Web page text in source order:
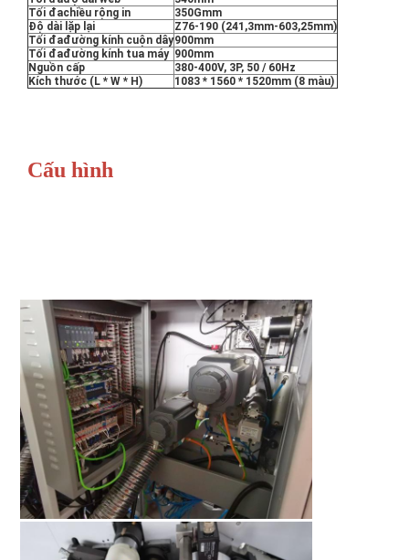
Tối đachiều rộng in
350Gmm
Độ dài lặp lại
Z76-190 (241,3mm-603,25mm)
Tối đađường kính cuộn dây900mm
Tối đađường kính tua máy 900mm
Nguồn cấp
380-400V, 3P, 50 / 60Hz
Kích thước (L * W * H)
1083 * 1560 * 1520mm (8 màu)
Cấu hình